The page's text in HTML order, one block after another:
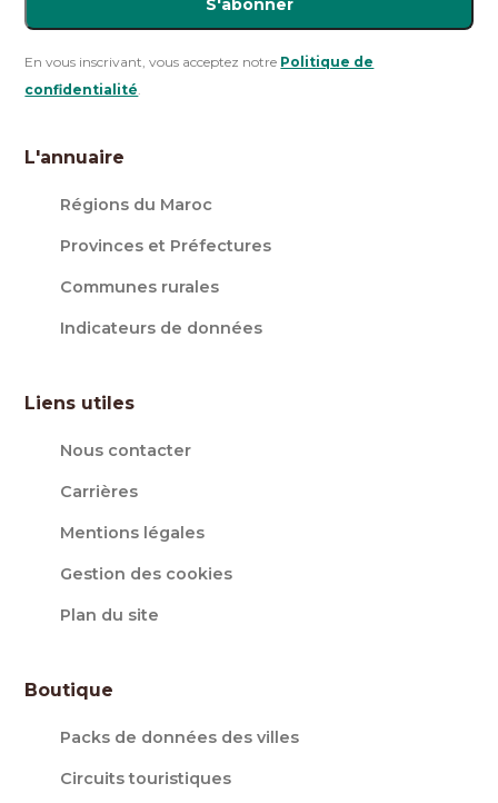
S'abonner
En vous inscrivant, vous acceptez notre Politique de
confidentialité.
L'annuaire
Régions du Maroc
Provinces et Préfectures
Communes rurales
Indicateurs de données
Liens utiles
Nous contacter
Carrières
Mentions légales
Gestion des cookies
Plan du site
Boutique
Packs de données des villes
Circuits touristiques